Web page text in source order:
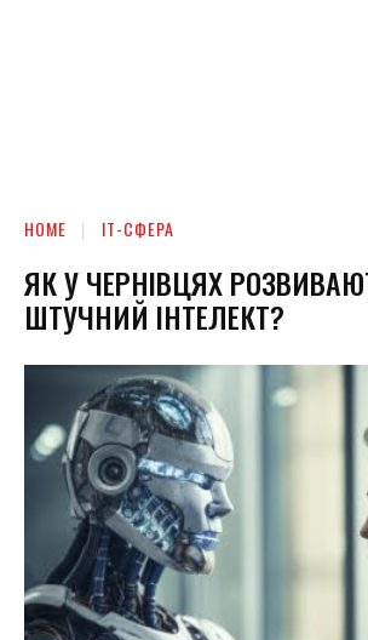
HOME ІТ-СФЕРА
ЯК У ЧЕРНІВЦЯХ
ШТУЧНИЙ ІНТЕЛЕКТ?